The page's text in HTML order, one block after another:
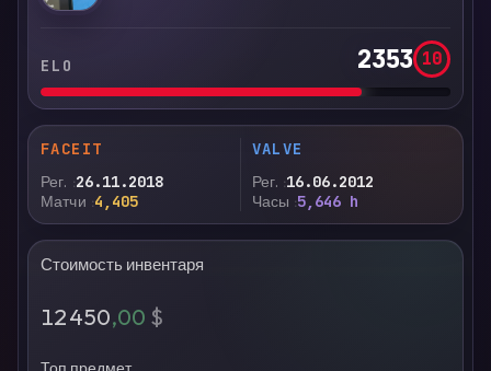
ELO 2353 10
FACEIT
Рег. 26.11.2018
Матчи 4,405
VALVE
Рег. 16.06.2012
Часы 5,646 h
Стоимость инвентаря
12 450,00 $